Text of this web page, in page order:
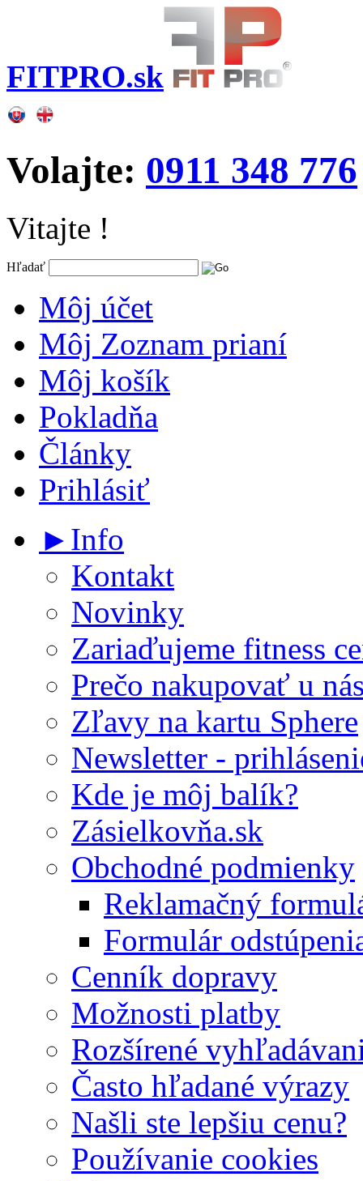
FITPRO.sk
Volajte: 0911 348 776
Vitajte !
Hľadať
Môj účet
Môj Zoznam prianí
Môj košík
Pokladňa
Články
Prihlásiť
►Info
Kontakt
Novinky
Zariaďujeme fitness
Prečo nakupovať u
Zľavy na kartu Sphere
Newsletter -
Kde je môj balík?
Zásielkovňa.sk
Obchodné podmienky
Reklamačný
Formulár
Cenník dopravy
Možnosti platby
Rozšírené
Často hľadané výrazy
Našli ste lepšiu cenu?
Používanie cookies